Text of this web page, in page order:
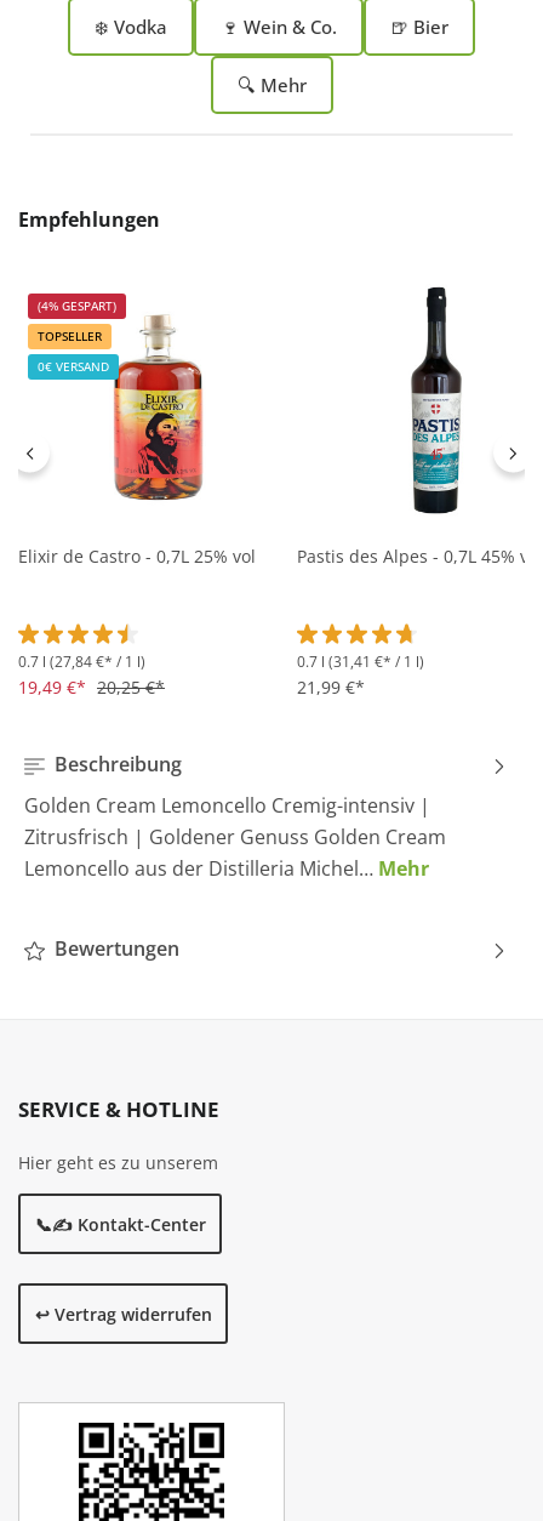
❄️ Vodka 🍷 Wein & Co. 🍺 Bier
🔍 Mehr
Produktgalerie überspringen
Empfehlungen
(4% GESPART)
TOPSELLER
0€ VERSAND
Elixir de Castro - 0,7L 25% vol
Durchschnittliche Bewertung von 4.5 von 5 Sternen
0.7 l (27,84 €* / 1 l)
19,49 €* 20,25 €*
Pastis des Alpes - 0,7L 45% vol
Durchschnittliche
0.7 l (31,41 €* / 1 l)
21,99 €*
Beschreibung
Golden Cream Lemoncello Cremig-intensiv |
Zitrusfrisch | Goldener Genuss Golden Cream
Lemoncello aus der Distilleria Michel… Mehr
Bewertungen
SERVICE & HOTLINE
Hier geht es zu unserem
📞✍️ Kontakt-Center
↩️ Vertrag widerrufen